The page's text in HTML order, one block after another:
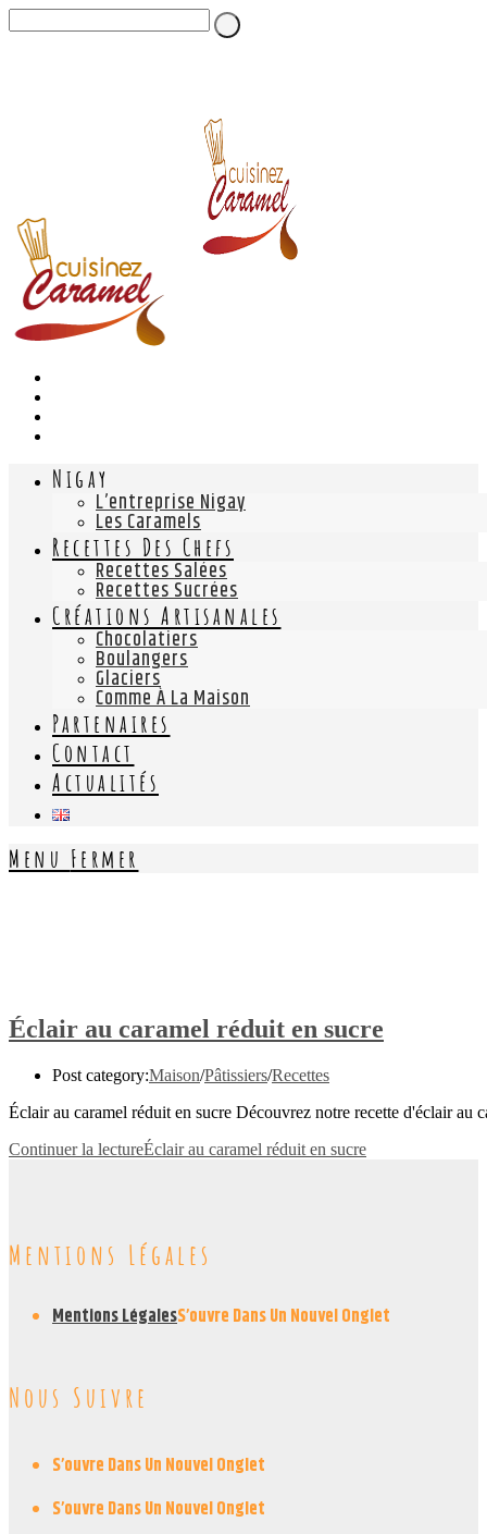
Nigay
L’entreprise Nigay
Les Caramels
Recettes Des Chefs
Recettes Salées
Recettes Sucrées
Créations Artisanales
Chocolatiers
Boulangers
Glaciers
Comme À La Maison
Partenaires
Contact
Actualités
Menu Fermer
Éclair au caramel réduit en sucre
Post category:Maison/Pâtissiers/Recettes
Éclair au caramel réduit en sucre Découvrez notre recette d'éclair
Continuer la lectureÉclair au caramel réduit en sucre
Mentions Légales
Mentions LégalesS’ouvre Dans Un Nouvel Onglet
Nous Suivre
S’ouvre Dans Un Nouvel Onglet
S’ouvre Dans Un Nouvel Onglet